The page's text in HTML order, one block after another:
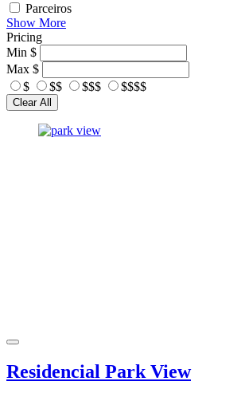
Parceiros
Show More
Pricing
Min $
Max $
$
$$ $$$ $$$$
Clear All
Residencial Park View